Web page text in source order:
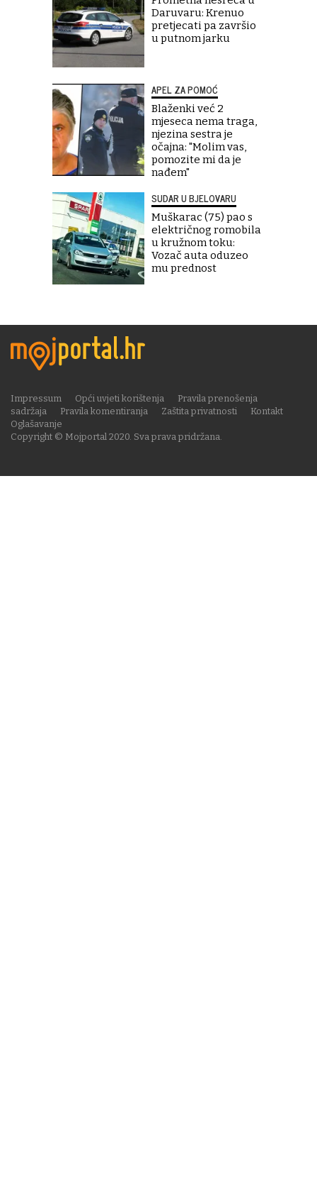
Daruvaru: Krenuo
pretjecati pa završio
u putnom jarku
APEL ZA POMOĆ
Blaženki već 2
mjeseca nema traga,
njezina sestra je
očajna: "Molim vas,
pomozite mi da je
nađem"
SUDAR U BJELOVARU
Muškarac (75) pao s
električnog romobila
u kružnom toku:
Vozač auta oduzeo
mu prednost
Copyright © Mojportal 2020. Sva prava pridržana.
Impressum Opći uvjeti korištenja
Pravila prenošenja
sadržaja
Pravila komentiranja Zaštita privatnosti
Kontakt
Oglašavanje